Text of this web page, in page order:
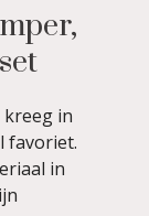
in
favoriet.
in